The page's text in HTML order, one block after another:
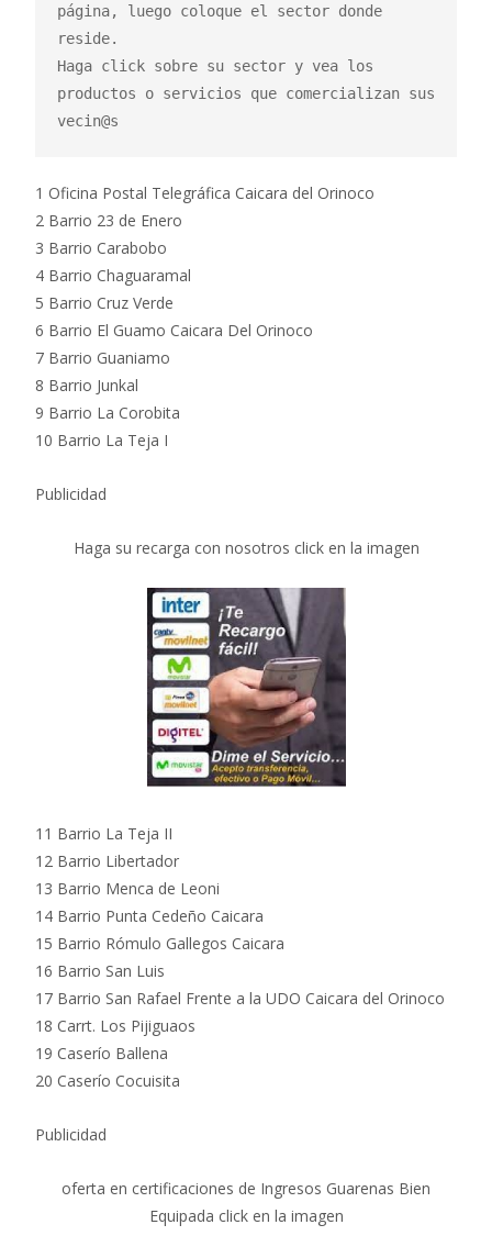
página, luego coloque el sector donde
reside.
Haga click sobre su sector y vea los
productos o servicios que comercializan sus
vecin@s
1 Oficina Postal Telegráfica Caicara del Orinoco
2 Barrio 23 de Enero
3 Barrio Carabobo
4 Barrio Chaguaramal
5 Barrio Cruz Verde
6 Barrio El Guamo Caicara Del Orinoco
7 Barrio Guaniamo
8 Barrio Junkal
9 Barrio La Corobita
10 Barrio La Teja I
Publicidad
Haga su recarga con nosotros click en la imagen
11 Barrio La Teja II
12 Barrio Libertador
13 Barrio Menca de Leoni
14 Barrio Punta Cedeño Caicara
15 Barrio Rómulo Gallegos Caicara
16 Barrio San Luis
17 Barrio San Rafael Frente a la UDO Caicara del Orinoco
18 Carrt. Los Pijiguaos
19 Caserío Ballena
20 Caserío Cocuisita
Publicidad
oferta en certificaciones de Ingresos Guarenas Bien
Equipada click en la imagen